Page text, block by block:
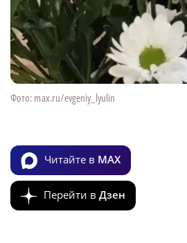
Фото: max.ru/evgeniy_lyulin
Читайте в MAX
Перейти в Дзен